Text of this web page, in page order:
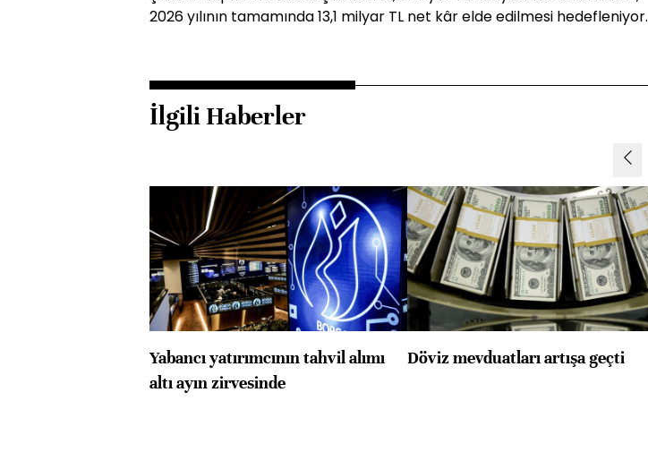
2026 yılının tamamında 13,1 milyar TL net kâr elde edilmesi hedefleniyor.
İlgili Haberler
Yabancı yatırımcının tahvil alımı
altı ayın zirvesinde
Döviz mevduatları artışa geçti